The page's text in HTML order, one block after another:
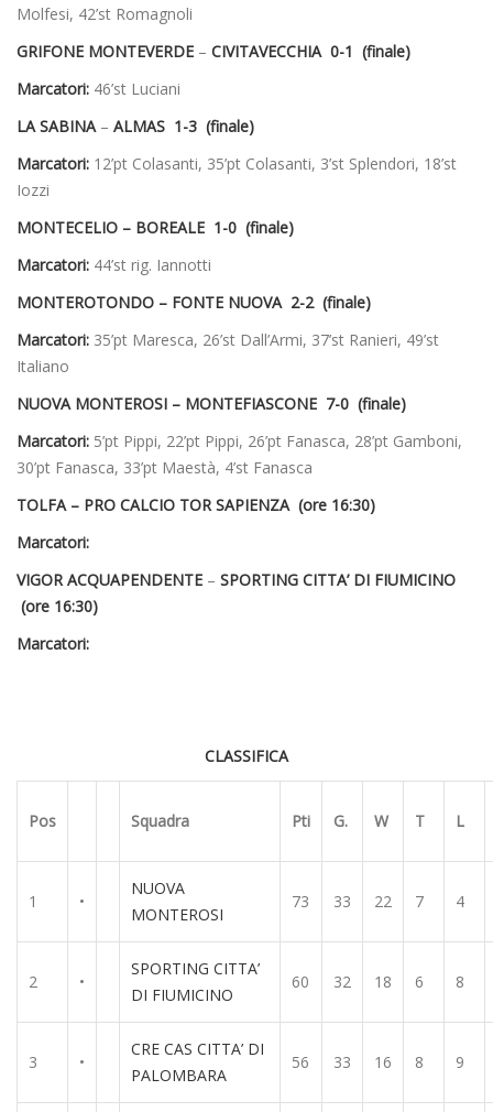
Molfesi, 42’st Romagnoli
GRIFONE MONTEVERDE – CIVITAVECCHIA 0-1 (finale)
Marcatori: 46’st Luciani
LA SABINA – ALMAS 1-3 (finale)
Marcatori: 12’pt Colasanti, 35’pt Colasanti, 3’st Splendori, 18’st
Iozzi
MONTECELIO – BOREALE 1-0 (finale)
Marcatori: 44’st rig. Iannotti
MONTEROTONDO – FONTE NUOVA 2-2 (finale)
Marcatori: 35’pt Maresca, 26’st Dall’Armi, 37’st Ranieri, 49’st
Italiano
NUOVA MONTEROSI – MONTEFIASCONE 7-0 (finale)
Marcatori: 5’pt Pippi, 22’pt Pippi, 26’pt Fanasca, 28’pt Gamboni,
30’pt Fanasca, 33’pt Maestà, 4’st Fanasca
TOLFA – PRO CALCIO TOR SAPIENZA (ore 16:30)
Marcatori:
VIGOR ACQUAPENDENTE – SPORTING CITTA’ DI FIUMICINO
(ore 16:30)
Marcatori:
CLASSIFICA
Pos Squadra Pti G. W T L
1 •
NUOVA
MONTEROSI
73 33 22 7 4
2 •
SPORTING CITTA’
DI FIUMICINO
60 32 18 6 8
3 •
CRE CAS CITTA’ DI
PALOMBARA
56 33 16 8 9